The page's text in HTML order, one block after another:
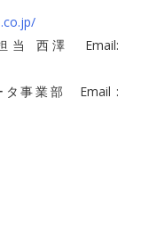
当 西澤 Email:
タ事業部 Email :